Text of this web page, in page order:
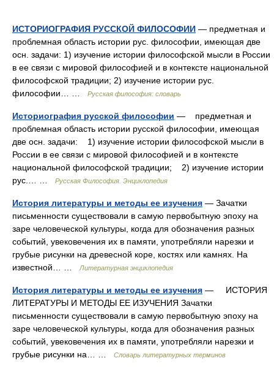
ИСТОРИОГРАФИЯ РУССКОЙ ФИЛОСОФИИ — предметная и
проблемная область истории рус. философии, имеющая две
осн. задачи: 1) изучение истории философской мысли в России
в ее связи с мировой философией и в контексте национальной
философской традиции; 2) изучение истории рус.
философии… …
Русская философия: словарь
Историография русской философии — предметная и
проблемная область истории русской философии, имеющая
две осн. задачи: 1) изучение истории философской мысли в
России в ее связи с мировой философией и в контексте
национальной философской традиции; 2) изучение истории
рус.… …
Русская Философия. Энциклопедия
История литературы и методы ее изучения — Зачатки
письменности существовали в самую первобытную эпоху на
заре человеческой культуры, когда для обозначения разных
событий, увековечения их в памяти, употребляли нарезки и
грубые рисунки на древесной коре, костях или камнях. На
известной… …
Литературная энциклопедия
История литературы и методы ее изучения — ИСТОРИЯ
ЛИТЕРАТУРЫ И МЕТОДЫ ЕЕ ИЗУЧЕНИЯ Зачатки
письменности существовали в самую первобытную эпоху на
заре человеческой культуры, когда для обозначения разных
событий, увековечения их в памяти, употребляли нарезки и
грубые рисунки на… …
Словарь литературных терминов